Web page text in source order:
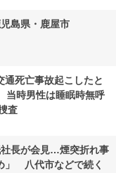
島県・鹿屋市
通死亡事故起こしたと
時男性は睡眠時無呼
査
社長が会見…煙突折れ事
」 八代市などで続く